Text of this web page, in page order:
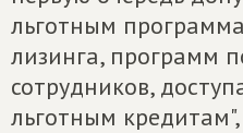
льготным
лизинга, программ
сотрудников,
льготным